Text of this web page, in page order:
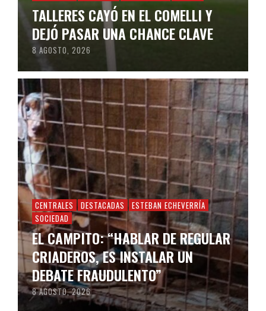
TALLERES CAYÓ EN EL COMELLI Y
DEJÓ PASAR UNA CHANCE CLAVE
8 AGOSTO, 2026
CENTRALES DESTACADAS
ESTEBAN ECHEVERRÍA
SOCIEDAD
EL CAMPITO: “HABLAR DE REGULAR
CRIADEROS, ES INSTALAR UN
DEBATE FRAUDULENTO”
8 AGOSTO, 2026